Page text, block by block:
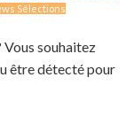
Sélections
Vous souhaitez
être détecté pour